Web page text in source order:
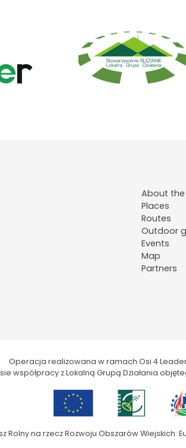
About
Places
Routes
Outdoor
Events
Map
Partners
Operacja realizowana w ramach Osi 4
współpracy z Lokalną Grupą Działania
Rolny na rzecz Rozwoju Obszarów